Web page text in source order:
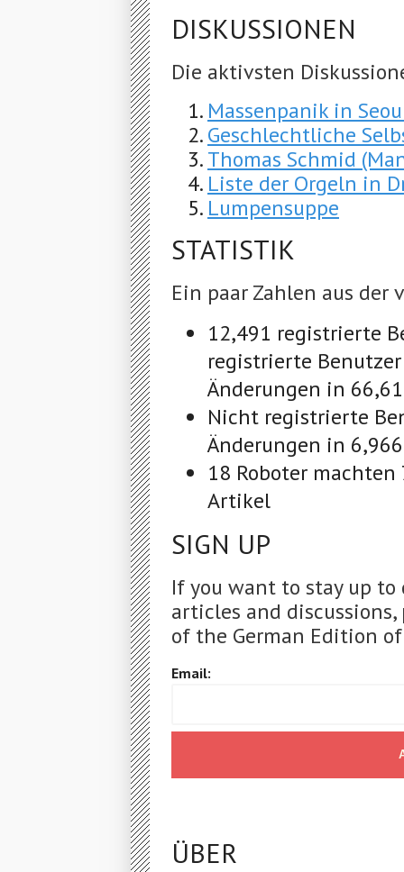
DISKUSSIONEN
Die aktivsten
Massenpanik in
Geschlechtliche
Thomas Schmid
Liste der Orgeln in
Lumpensuppe
STATISTIK
Ein paar Zahlen aus der
12,491 registrierte
registrierte
Änderungen in
Nicht registrierte
Änderungen in
18 Roboter
Artikel
SIGN UP
If you want to stay up
articles and
of the German Edition
Email:
ÜBER